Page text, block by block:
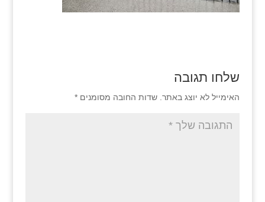
שלחו תגובה
האימייל לא יוצג באתר. שדות החובה מסומנים *